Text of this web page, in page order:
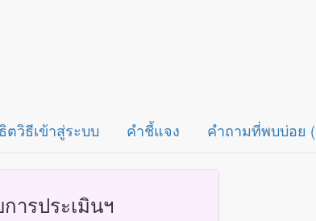
ตวิธีเข้าสู่ระบบ คำชี้แจง คำถามที่พบบ่อย
ารประเมินฯ